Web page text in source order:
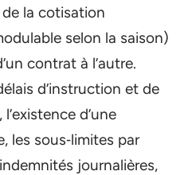
la cotisation
selon la saison)
contrat à l’autre.
d’instruction et de
d’une
les sous‑limites par
journalières,